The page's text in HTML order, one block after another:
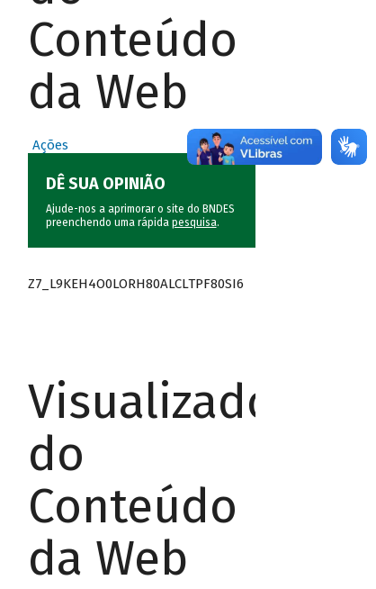
Conteúdo
da Web
Ações
DÊ SUA OPINIÃO
Ajude-nos a aprimorar o site do BNDES
preenchendo uma rápida pesquisa.
Z7_L9KEH4O0LORH80ALCLTPF80SI6
Visualizador
do
Conteúdo
da Web